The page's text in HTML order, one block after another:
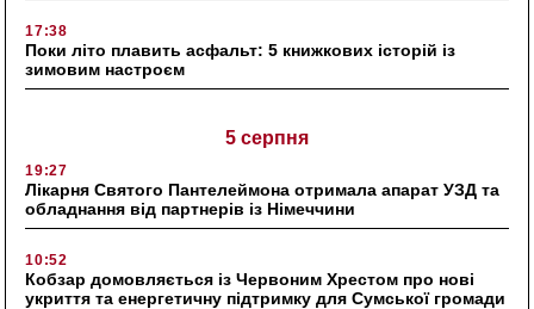
17:38
Поки літо плавить асфальт: 5 книжкових історій із
зимовим настроєм
5 серпня
19:27
Лікарня Святого Пантелеймона отримала апарат УЗД та
обладнання від партнерів із Німеччини
10:52
Кобзар домовляється із Червоним Хрестом про нові
укриття та енергетичну підтримку для Сумської громади